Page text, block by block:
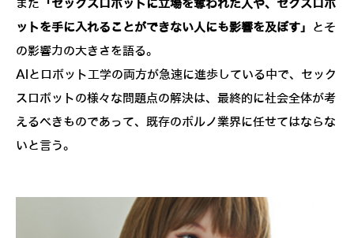
また 「セックスロボットに立場を奪われた人や、セクスロボ
ットを手に入れることができない人にも影響を及ぼす」
とそ
の影響力の大きさを語る。
AIとロボット工学の両方が急速に進歩している中で、セック
スロボットの様々な問題点の解決は、最終的に社会全体が考
えるべきものであって、既存のポルノ業界に任せてはならな
いと言う。